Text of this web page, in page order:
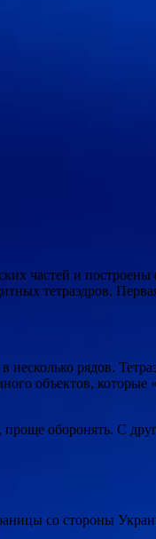
частей и
тетраэдров.
рядов.
объектов, которые
оборонять. С
со стороны